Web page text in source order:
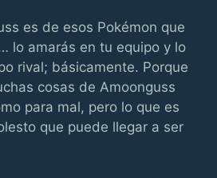
es de esos Pokémon que
lo amarás en tu equipo y lo
rival; básicamente. Porque
cosas de Amoonguss
para mal, pero lo que es
que puede llegar a ser